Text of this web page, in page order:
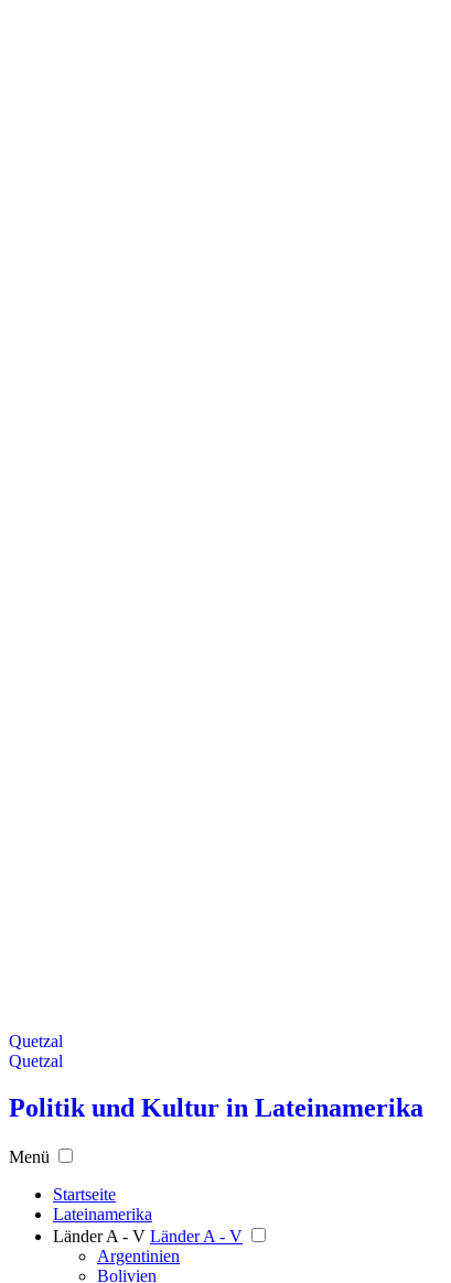
Quetzal
Quetzal
Politik und Kultur in Lateinamerika
Menü
Startseite
Lateinamerika
Länder A - V Länder A - V
Argentinien
Bolivien